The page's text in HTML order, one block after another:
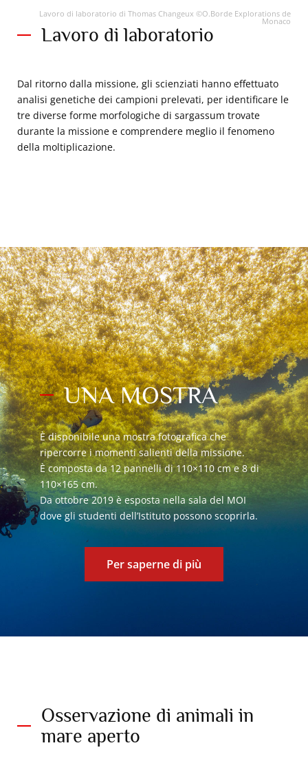
Lavoro di laboratorio
Dal ritorno dalla missione, gli scienziati hanno effettuato
analisi genetiche dei campioni prelevati, per identificare le
tre diverse forme morfologiche di sargassum trovate
durante la missione e comprendere meglio il fenomeno
della moltiplicazione.
Lavoro di laboratorio di Thomas Changeux ©O.Borde Explorations de
Monaco
UNA MOSTRA
È disponibile una mostra fotografica che
ripercorre i momenti salienti della missione.
È composta da 12 pannelli di 110×110 cm e 8 di
110×165 cm.
Da ottobre 2019 è esposta nella sala del MOI
dove gli studenti dell’Istituto possono scoprirla.
Per saperne di più
Osservazione di animali in
mare aperto